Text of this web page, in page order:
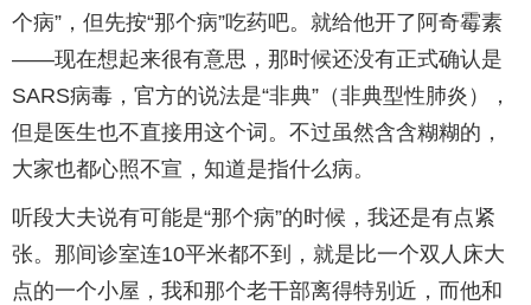
个病”，但先按“那个病”吃药吧。就给他开了阿奇霉素
——现在想起来很有意思，那时候还没有正式确认是
SARS病毒，官方的说法是“非典”（非典型性肺炎），
但是医生也不直接用这个词。不过虽然含含糊糊的，
大家也都心照不宣，知道是指什么病。
听段大夫说有可能是“那个病”的时候，我还是有点紧
张。那间诊室连10平米都不到，就是比一个双人床大
点的一个小屋，我和那个老干部离得特别近，而他和